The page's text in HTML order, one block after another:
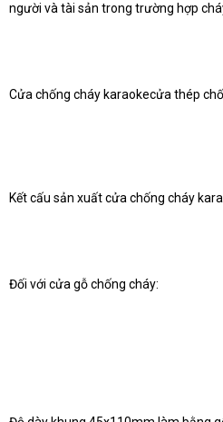
người và tài sản trong trường hợp
Cửa chống cháy karaokecửa thép
Kết cấu sản xuất cửa chống cháy
Đối với cửa gỗ chống cháy: